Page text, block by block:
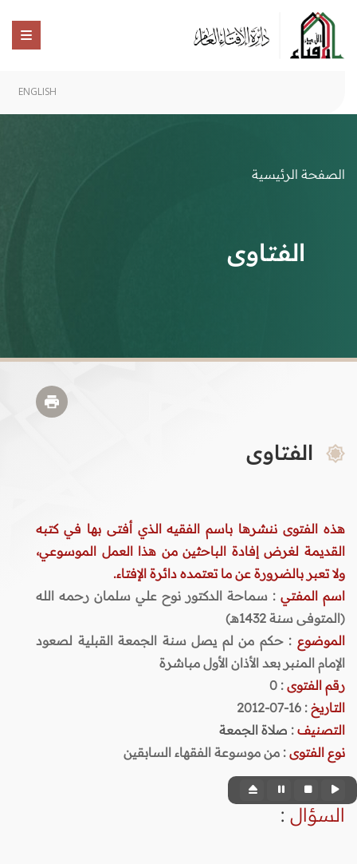
ENGLISH
الصفحة الرئيسية
الفتاوى
الفتاوى
هذه الفتوى ننشرها باسم الفقيه الذي أفتى بها في كتبه
القديمة لغرض إفادة الباحثين من هذا العمل الموسوعي،
ولا تعبر بالضرورة عن ما تعتمده دائرة الإفتاء.
اسم المفتي : سماحة الدكتور نوح علي سلمان رحمه الله
(المتوفى سنة 1432هـ)
الموضوع : حكم من لم يصل سنة الجمعة القبلية لصعود
الإمام المنبر بعد الأذان الأول مباشرة
رقم الفتوى :
0
التاريخ : 16-07-2012
التصنيف : صلاة الجمعة
نوع الفتوى : من موسوعة الفقهاء السابقين
السؤال :